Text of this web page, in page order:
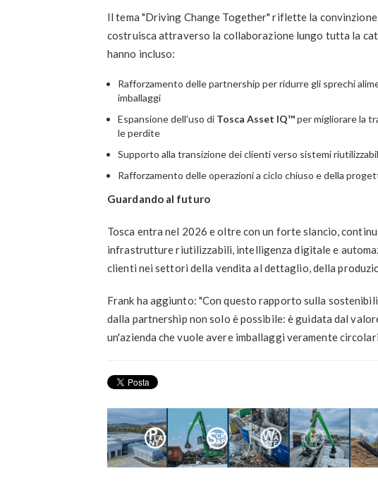
Il tema "Driving Change Together" riflette la
costruisca attraverso la collaborazione lungo tutta la
hanno incluso:
Rafforzamento delle partnership per ridurre gli sprechi
imballaggi
Espansione dell'uso di Tosca Asset IQ™per migliorare la
le perdite
Supporto alla transizione dei clienti verso sistemi
Rafforzamento delle operazioni a ciclo chiuso e della
Guardando al futuro
Tosca entra nel 2026 e oltre con un forte slancio,
infrastrutture riutilizzabili, intelligenza digitale e
clienti nei settori della vendita al dettaglio, della
Frank ha aggiunto: "Con questo rapporto sulla
dalla partnership non solo è possibile: è guidata dal
un'azienda che vuole avere imballaggi veramente